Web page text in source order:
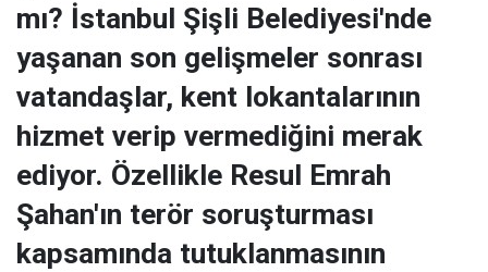
mı? İstanbul Şişli Belediyesi'nde
yaşanan son gelişmeler sonrası
vatandaşlar, kent lokantalarının
hizmet verip vermediğini merak
ediyor. Özellikle Resul Emrah
Şahan'ın terör soruşturması
kapsamında tutuklanmasının